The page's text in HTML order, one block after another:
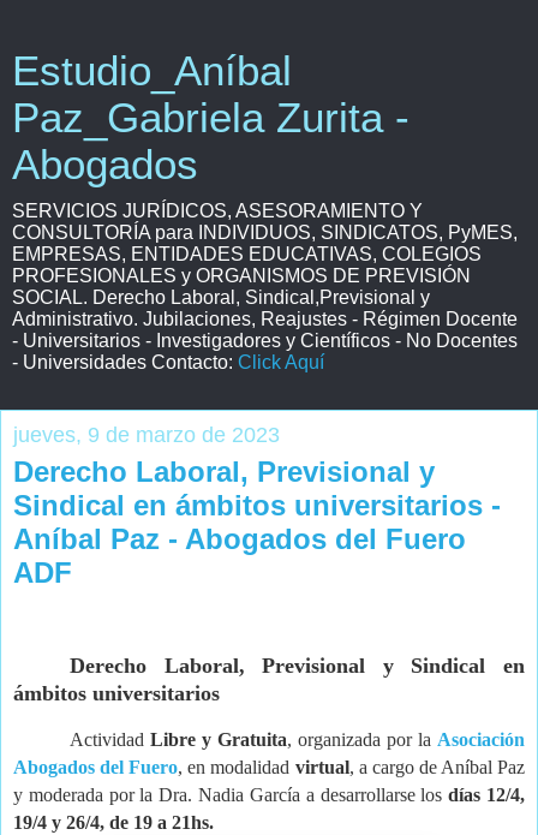
Estudio_Aníbal
Paz_Gabriela Zurita -
Abogados
SERVICIOS JURÍDICOS, ASESORAMIENTO Y
CONSULTORÍA para INDIVIDUOS, SINDICATOS, PyMES,
EMPRESAS, ENTIDADES EDUCATIVAS, COLEGIOS
PROFESIONALES y ORGANISMOS DE PREVISIÓN
SOCIAL. Derecho Laboral, Sindical,Previsional y
Administrativo. Jubilaciones, Reajustes - Régimen Docente
- Universitarios - Investigadores y Científicos - No Docentes
- Universidades Contacto: Click Aquí
jueves, 9 de marzo de 2023
Derecho Laboral, Previsional y
Sindical en ámbitos universitarios -
Aníbal Paz - Abogados del Fuero
ADF
Derecho Laboral, Previsional y Sindical en
ámbitos universitarios
ActividadLibre y Gratuita, organizada por laAsociación
Abogados del Fuero, en modalidad virtual, a cargo de Aníbal Paz
y moderada por la Dra. Nadia García a desarrollarse losdías 12/4,
19/4 y 26/4, de 19 a 21hs.